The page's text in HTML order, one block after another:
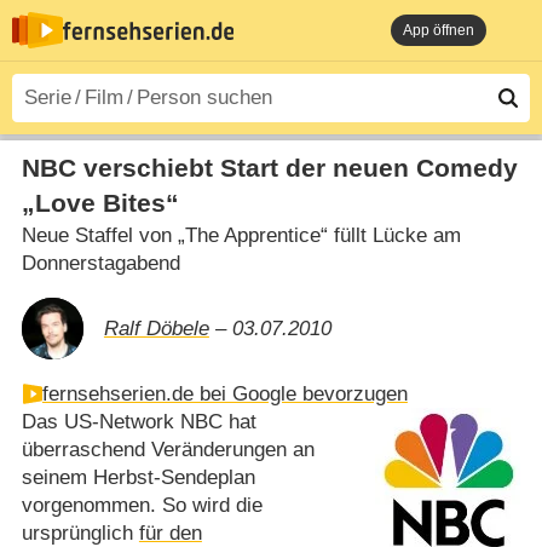
App öffnen
NBC verschiebt Start der neuen Comedy
„Love Bites“
Neue Staffel von „The Apprentice“ füllt Lücke am
Donnerstagabend
Ralf Döbele– 03.07.2010
fernsehserien.de bei Google bevorzugen
Das US-Network NBC hat
überraschend Veränderungen an
seinem Herbst-Sendeplan
vorgenommen. So wird die
ursprünglich für den